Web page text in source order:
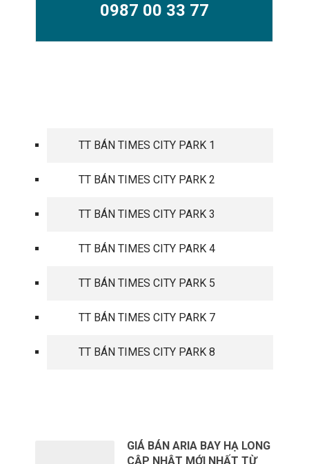
0987 00 33 77
TT BÁN TIMES CITY PARK 1
TT BÁN TIMES CITY PARK 2
TT BÁN TIMES CITY PARK 3
TT BÁN TIMES CITY PARK 4
TT BÁN TIMES CITY PARK 5
TT BÁN TIMES CITY PARK 7
TT BÁN TIMES CITY PARK 8
GIÁ BÁN ARIA BAY HẠ LONG
CẬP NHẬT MỚI NHẤT TỪ